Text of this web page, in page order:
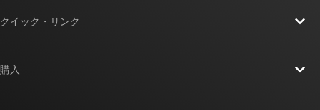
クイック・リンク
購入